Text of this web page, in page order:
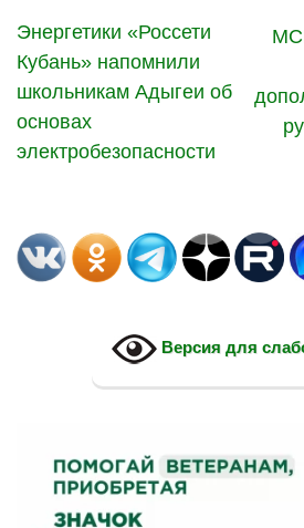
Энергетики «Россети
Кубань» напомнили
школьникам Адыгеи об
основах
электробезопасности
Версия для